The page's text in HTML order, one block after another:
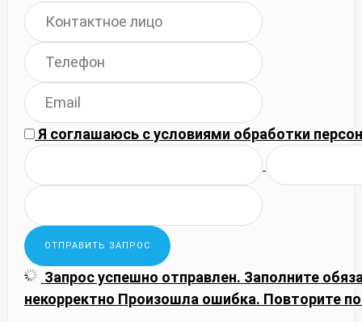
Я соглашаюсь сусловиями обработки
Запрос успешно отправлен. Заполните
некорректно Произошла ошибка. Повторите